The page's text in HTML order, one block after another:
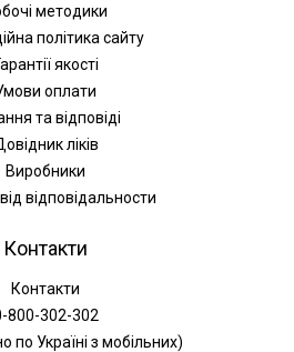
методики
політика сайту
якості
оплати
та відповіді
ліків
Виробники
відповідальности
Контакти
Контакти
800-302-302
по Україні з мобільних)